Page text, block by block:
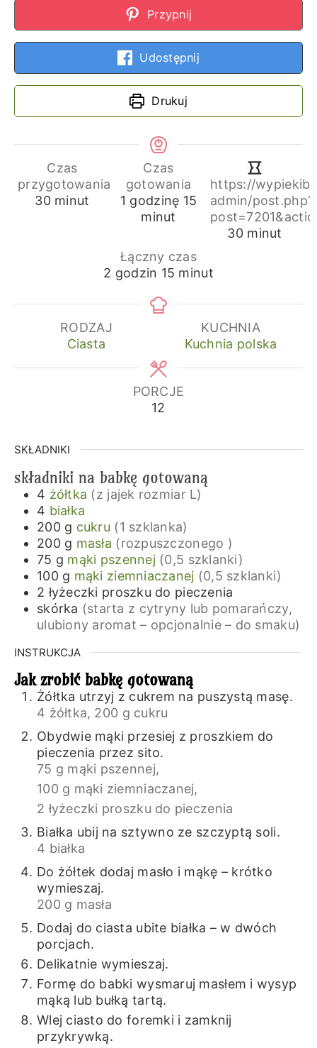
Przypnij
Udostępnij
Drukuj
Czas
przygotowania
30minuty
minut
Czas
gotowania
1 godzina
godzinę 15 minuty
minut
https://
admin/post.php?
30minuty
minut
Łączny czas
2 godziny
godzin 15 minuty
minut
RODZAJ
Ciasta
KUCHNIA
Kuchnia polska
PORCJE
12
SKŁADNIKI
składniki na babkę gotowaną
4 żółtka (z jajek rozmiar L)
4 białka
200 g cukru (1 szklanka)
200 g masła (rozpuszczonego )
75 g mąki pszennej (0,5 szklanki)
100 g mąki ziemniaczanej (0,5 szklanki)
2 łyżeczki proszku do pieczenia
skórka (starta z cytryny lub pomarańczy,
ulubiony aromat – opcjonalnie – do smaku)
INSTRUKCJA
Jak zrobić babkę gotowaną
Żółtka utrzyj z cukrem na puszystą masę.
4 żółtka, 200 g cukru
Obydwie mąki przesiej z proszkiem do
pieczenia przez sito.
75 g mąki pszennej,
100 g mąki ziemniaczanej,
2 łyżeczki proszku do pieczenia
Białka ubij na sztywno ze szczyptą soli.
4 białka
Do żółtek dodaj masło i mąkę – krótko
wymieszaj.
200 g masła
Dodaj do ciasta ubite białka – w dwóch
porcjach.
Delikatnie wymieszaj.
Formę do babki wysmaruj masłem i wysyp
mąką lub bułką tartą.
Wlej ciasto do foremki i zamknij
przykrywką.